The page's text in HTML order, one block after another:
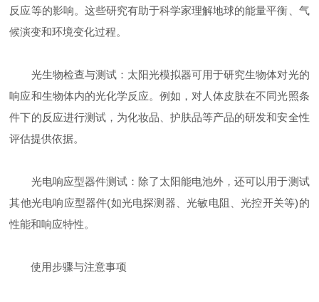
反应等的影响。这些研究有助于科学家理解地球的能量平衡、气
候演变和环境变化过程。
光生物检查与测试：太阳光模拟器可用于研究生物体对光的
响应和生物体内的光化学反应。例如，对人体皮肤在不同光照条
件下的反应进行测试，为化妆品、护肤品等产品的研发和安全性
评估提供依据。
光电响应型器件测试：除了太阳能电池外，还可以用于测试
其他光电响应型器件(如光电探测器、光敏电阻、光控开关等)的
性能和响应特性。
使用步骤与注意事项